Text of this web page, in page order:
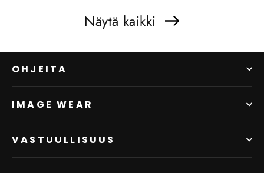
Näytä kaikki
OHJEITA
IMAGE WEAR
VASTUULLISUUS